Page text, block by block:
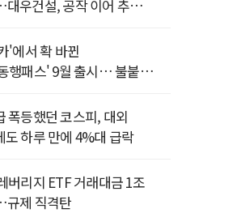
우건설, 공작 이어 추가
'에서 확 바뀐
행패스' 9월 출시… 불붙은
폭등했던 코스피, 대외
도 하루 만에 4%대 급락
버리지 ETF 거래대금 1조
제 직격탄